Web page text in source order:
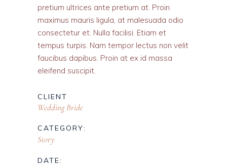
pretium ultrices ante pretium at. Proin
maximus mauris ligula, at malesuada odio
consectetur et. Nulla facilisi. Etiam et
tempus turpis. Nam tempor lectus non velit
faucibus dapibus. Proin at ex id massa
eleifend suscipit.
CLIENT
Wedding Bride
CATEGORY:
Story
DATE: